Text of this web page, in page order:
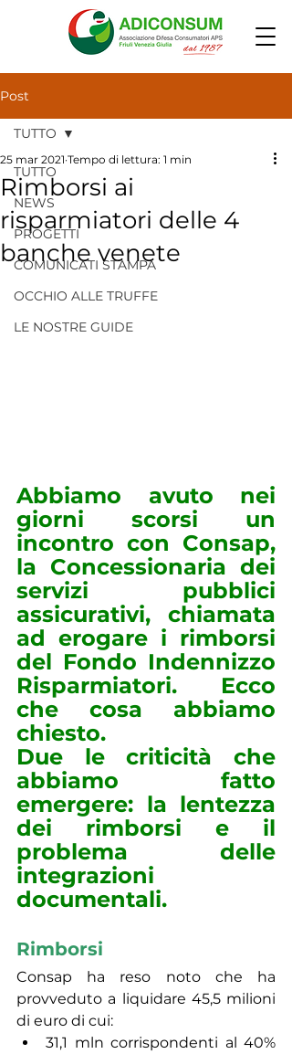
Post
TUTTO
NEWS
PROGETTI
COMUNICATI STAMPA
OCCHIO ALLE TRUFFE
LE NOSTRE GUIDE
TUTTO
Rimborsi ai
risparmiatori delle 4
banche venete
25 mar 2021 Tempo di lettura: 1 min
Abbiamo avuto nei
giorni scorsi un
incontro con Consap,
la Concessionaria dei
servizi pubblici
assicurativi, chiamata
ad erogare i rimborsi
del Fondo Indennizzo
Risparmiatori. Ecco
che cosa abbiamo
chiesto.
Due le criticità che
abbiamo fatto
emergere: la lentezza
dei rimborsi e il
problema delle
integrazioni
documentali.
Rimborsi
Consap ha reso noto che ha
provveduto a liquidare 45,5 milioni
di euro di cui:
31,1 mln corrispondenti al 40%